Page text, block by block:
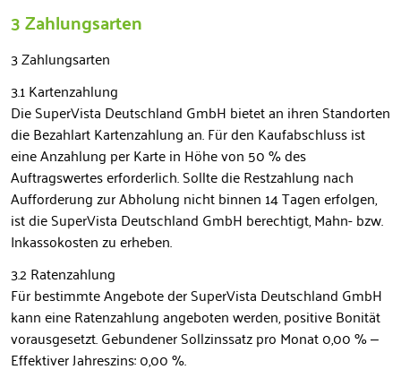
3 Zahlungsarten
3 Zahlungsarten
3.1 Kartenzahlung
Die SuperVista Deutschland GmbH bietet an ihren Standorten
die Bezahlart Kartenzahlung an. Für den Kaufabschluss ist
eine Anzahlung per Karte in Höhe von 50 % des
Auftragswertes erforderlich. Sollte die Restzahlung nach
Aufforderung zur Abholung nicht binnen 14 Tagen erfolgen,
ist die SuperVista Deutschland GmbH berechtigt, Mahn- bzw.
Inkassokosten zu erheben.
3.2 Ratenzahlung
Für bestimmte Angebote der SuperVista Deutschland GmbH
kann eine Ratenzahlung angeboten werden, positive Bonität
vorausgesetzt. Gebundener Sollzinssatz pro Monat 0,00 % –
Effektiver Jahreszins: 0,00 %.